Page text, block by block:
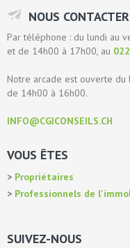
NOUS CONTACTER
Par téléphone : du lundi au
et de 14h00 à 17h00, au
Notre arcade est ouverte
de 14h00 à 16h00.
INFO@CGICONSEILS.CH
VOUS ÊTES
Propriétaires
Professionnels de
SUIVEZ-NOUS